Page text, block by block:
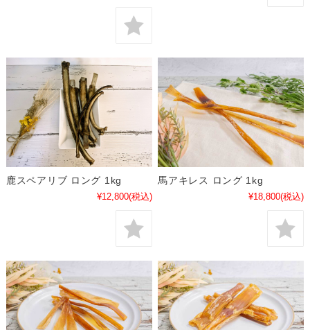
鹿スペアリブ ロング 1kg
¥12,800(税込)
馬アキレス ロング 1kg
¥18,800(税込)